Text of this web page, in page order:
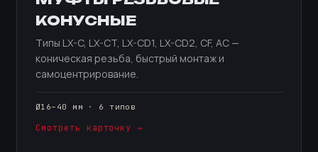
КОНУСНЫЕ
Типы LX-C, LX-CT, LX-CD1, LX-CD2, CF, AC —
коническая резьба, быстрый монтаж и
самоцентрирование.
Ø16–40 мм · 6 типов
Смотреть карточку →